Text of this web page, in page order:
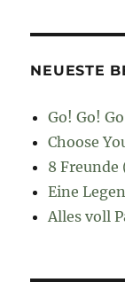
NEUESTE
Go! Go!
Choose
8
Eine
Alles voll